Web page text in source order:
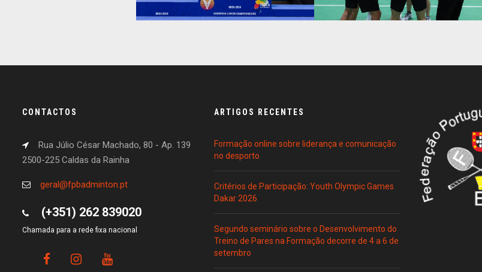
CONTACTOS
Rua Júlio César Machado, 80 - Ap. 139
2500-225 Caldas da Rainha
geral@fpbadminton.pt
(+351) 262 839020
Chamada para a rede fixa nacional
ARTIGOS RECENTES
Formação online sobre liderança e comunicação
no desporto
Critérios de Participação: Youth Olympic Games
Dakar 2026
Segundo seminário sobre o Desenvolvimento do
Treino de Pares na Formação decorre de 4 a 6 de
setembro